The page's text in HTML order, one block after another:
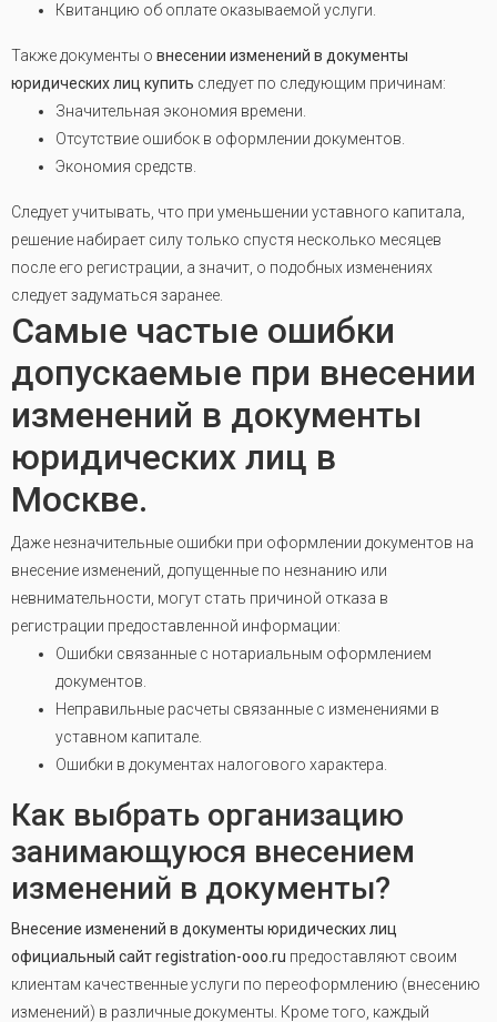
Квитанцию об оплате оказываемой услуги.
Также документы о внесении изменений в документы
юридических лиц купить следует по следующим причинам:
Значительная экономия времени.
Отсутствие ошибок в оформлении документов.
Экономия средств.
Следует учитывать, что при уменьшении уставного капитала,
решение набирает силу только спустя несколько месяцев
после его регистрации, а значит, о подобных изменениях
следует задуматься заранее.
Самые частые ошибки
допускаемые при внесении
изменений в документы
юридических лиц в
Москве.
Даже незначительные ошибки при оформлении документов на
внесение изменений, допущенные по незнанию или
невнимательности, могут стать причиной отказа в
регистрации предоставленной информации:
Ошибки связанные с нотариальным оформлением
документов.
Неправильные расчеты связанные с изменениями в
уставном капитале.
Ошибки в документах налогового характера.
Как выбрать организацию
занимающуюся внесением
изменений в документы?
Внесение изменений в документы юридических лиц
официальный сайт registration-ooo.ru предоставляют своим
клиентам качественные услуги по переоформлению (внесению
изменений) в различные документы. Кроме того, каждый